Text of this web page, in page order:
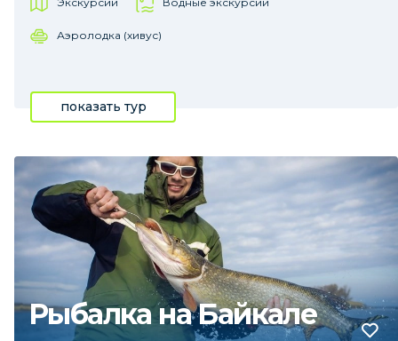
Аэролодка (хивус)
показать тур
Рыбалка на Байкале